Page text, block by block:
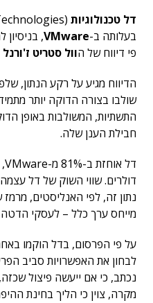
דל טכנולוגיות
בעלותה ב-VMware
,
פי דיווח של הוול סטריט ז'ורנל
הדיווח מגיע על רקע הנתון,
חבילת הענן שלה.
נתון זה, לפי האנליסטים,
מייחס ערך כלל – לעסקי
על פי הפרסום, בדל הוקמו
מקרה, צוין כי הליך בחינת